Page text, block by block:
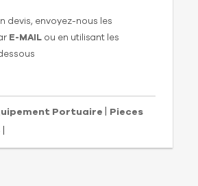
devis, envoyez-nous les
E-MAIL ou en utilisant les
Portuaire
Pieces